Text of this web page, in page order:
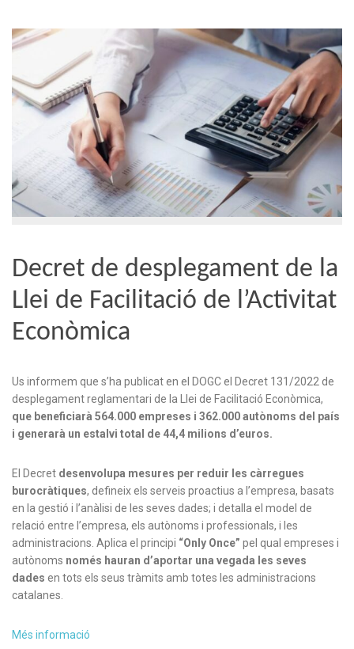
Decret de desplegament de la
Llei de Facilitació de l’Activitat
Econòmica
Us informem que s’ha publicat en el DOGC el Decret 131/2022 de
desplegament reglamentari de la Llei de Facilitació Econòmica,
que beneficiarà 564.000 empreses i 362.000 autònoms del país
i generarà un estalvi total de 44,4 milions d’euros.
El Decret desenvolupa mesures per reduir les càrregues
burocràtiques, defineix els serveis proactius a l’empresa, basats
en la gestió i l’anàlisi de les seves dades; i detalla el model de
relació entre l’empresa, els autònoms i professionals, i les
administracions. Aplica el principi “Only Once” pel qual empreses i
autònoms només hauran d’aportar una vegada les seves
dades en tots els seus tràmits amb totes les administracions
catalanes.
Més informació